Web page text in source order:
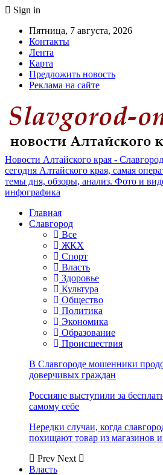
Sign in
Пятница, 7 августа, 2026
Контакты
Лента
Карта
Предложить новость
Реклама на сайте
Новости Алтайского края -
сегодня Алтайского края, самая
темы дня, обзоры, анализ. Фото и
инфографика
Главная
Славгород
Все
ЖКХ
Спорт
Власть
Здоровье
Культура
Общество
Политика
Экономика
Образование
Происшествия
В Славгороде мошенники
доверчивых граждан
Россияне выступили за
самому себе
Нередки случаи, когда
похищают товар из магазинов
Prev Next
Власть